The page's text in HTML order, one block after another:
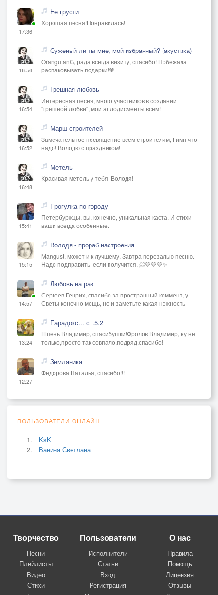
17:36
Не грусти
Хорошая песня!Понравилась!
16:56
Суженый ли ты мне, мой избранный? (акустика)
OrangutanG, рада всегда визиту, спасибо! Побежала
распаковывать подарки!🧡
16:54
Грешная любовь
Интересная песня, много участников в создании
"грешной любви", мои аплодисменты всем!
16:52
Марш строителей
Замечательное посвящение всем строителям, Гимн что
надо! Володю с праздником!
16:48
Метель
Красивая метель у тебя, Володя!
15:41
Прогулка по городу
Петербуржцы, вы, конечно, уникальная каста. И стихи
ваши всегда особенные.
15:15
Володя - прораб настроения
Mangust, может и к лучшему. Завтра перезалью песню.
Надо подправить, если получится. 🤗💛💛💛✨
14:57
Любовь на раз
Сергеев Генрих, спасибо за пространный коммент, у
Светы конечно мощь, но и заметьте какая нежность
13:24
Парадокс... ст.5.2
Шпень Владимир, спасибушки!Фролов Владимир, ну не
только,просто так совпало,подряд,спасибо!
12:27
Земляника
Фёдорова Наталья, спасибо!!!
ПОЛЬЗОВАТЕЛИ ОНЛАЙН
KsK
Ванина Светлана
Творчество
Песни
Плейлисты
Видео
Стихи
Пользователи
Исполнители
Статьи
Вход
Регистрация
О нас
Правила
Помощь
Лицензия
Отзывы